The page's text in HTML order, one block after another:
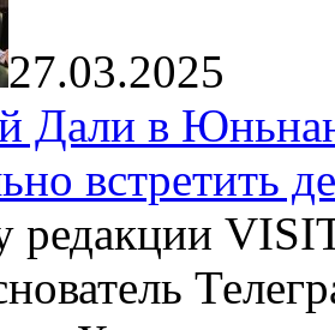
27.03.2025
Дали в
встретить
редакции